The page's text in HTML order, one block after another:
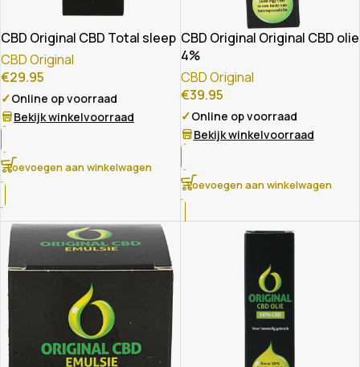
CBD Original CBD Total sleep
CBD Original
€29.95
✓Online op voorraad
Bekijk winkelvoorraad
Toevoegen aan winkelwagen
CBD Original Original CBD olie
4%
CBD Original
€39.95
✓Online op voorraad
Bekijk winkelvoorraad
Toevoegen aan winkelwagen